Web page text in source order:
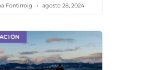
Fontirroig agosto 28, 2024